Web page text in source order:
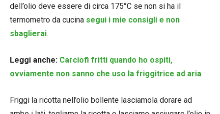
dell’olio deve essere di circa 175°C se non si ha il
termometro da cucina segui i mie consigli e non
sbaglierai.
Leggi anche: Carciofi fritti quando ho ospiti,
ovviamente non sanno che uso la friggitrice ad aria
Friggi la ricotta nell’olio bollente lasciamola dorare ad